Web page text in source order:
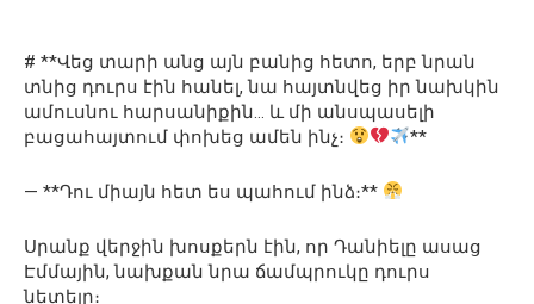
# **Վեց տարի անց այն բանից հետո, երբ նրան
տնից դուրս էին հանել, նա հայտնվեց իր նախկին
ամուսնու հարսանիքին… և մի անսպասելի
բացահայտում փոխեց ամեն ինչ։
**
— **Դու միայն հետ ես պահում ինձ։**
Սրանք վերջին խոսքերն էին, որ Դանիելը ասաց
Էմմային, նախքան նրա ճամպրուկը դուրս
նետելը։